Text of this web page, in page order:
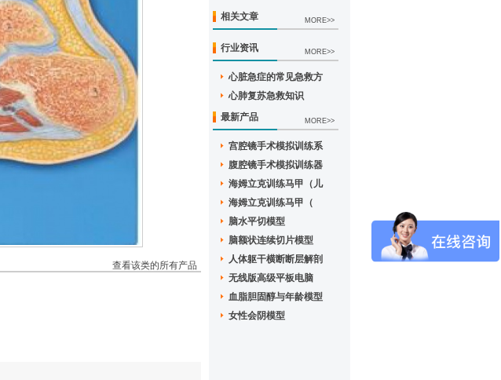
查看该类的所有产品
相关文章 MORE>>
行业资讯 MORE>>
心脏急症的常见急救方
心肺复苏急救知识
最新产品
MORE>>
宫腔镜手术模拟训练系
腹腔镜手术模拟训练器
海姆立克训练马甲（儿
海姆立克训练马甲（
脑水平切模型
脑额状连续切片模型
人体躯干横断断层解剖
无线版高级平板电脑
血脂胆固醇与年龄模型
女性会阴模型